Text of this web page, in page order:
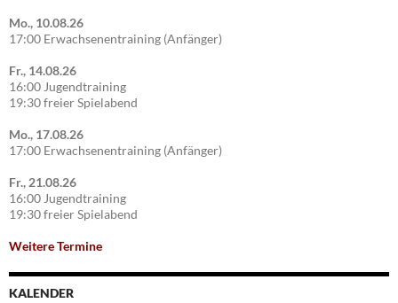
Mo., 10.08.26
17:00 Erwachsenentraining (Anfänger)
Fr., 14.08.26
16:00 Jugendtraining
19:30 freier Spielabend
Mo., 17.08.26
17:00 Erwachsenentraining (Anfänger)
Fr., 21.08.26
16:00 Jugendtraining
19:30 freier Spielabend
Weitere Termine
KALENDER